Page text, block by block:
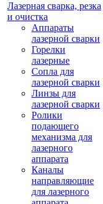
Лазерная сварка, резка
и очистка
Аппараты
лазерной сварки
Горелки
лазерные
Сопла для
лазерной сварки
Линзы для
лазерной сварки
Ролики
подающего
механизма для
лазерного
аппарата
Каналы
направляющие
для лазерного